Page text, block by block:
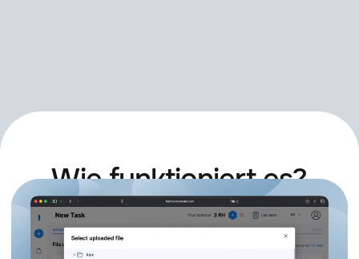
BorisFX Silhouette 2025.5.2
Better Bokeh 1.0
Wie funktioniert es?